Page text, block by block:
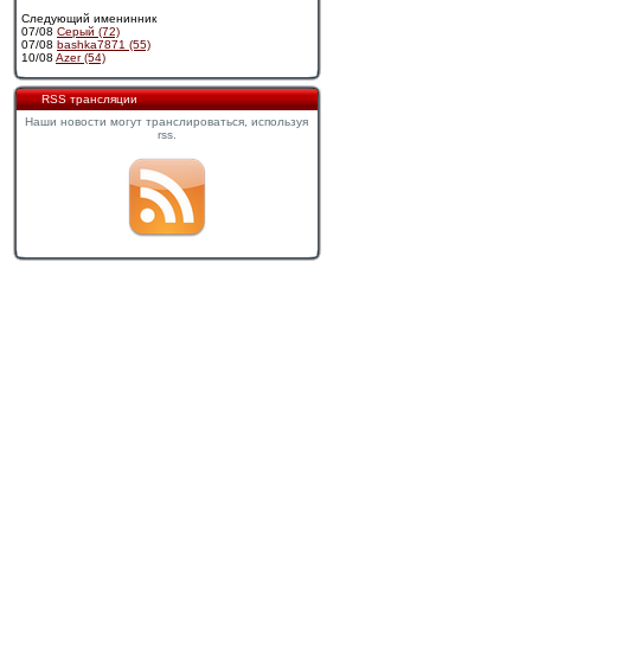
Следующий именинник
07/08 Cерый (72)
07/08 bashka7871 (55)
10/08 Azer (54)
RSS трансляции
Наши новости могут транслироваться, используя
rss.